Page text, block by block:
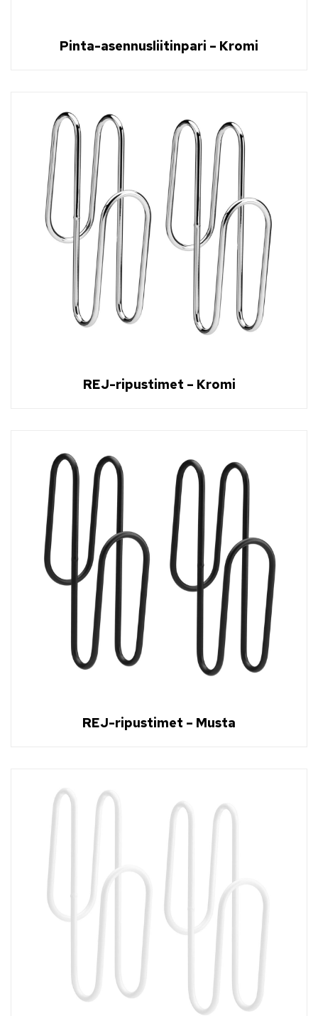
Pinta-asennusliitinpari – Kromi
REJ-ripustimet – Kromi
REJ-ripustimet – Musta